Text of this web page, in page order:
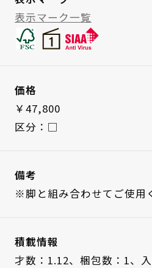
表示マーク一覧
価格
￥47,800
区分：□
備考
※脚と組み合わせてご使用
積載情報
才数：1.12、 梱包数：1、